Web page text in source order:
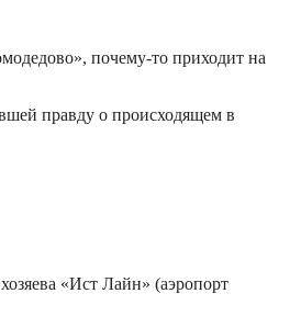
почему-то приходит на
правду о происходящем в
«Ист Лайн» (аэропорт